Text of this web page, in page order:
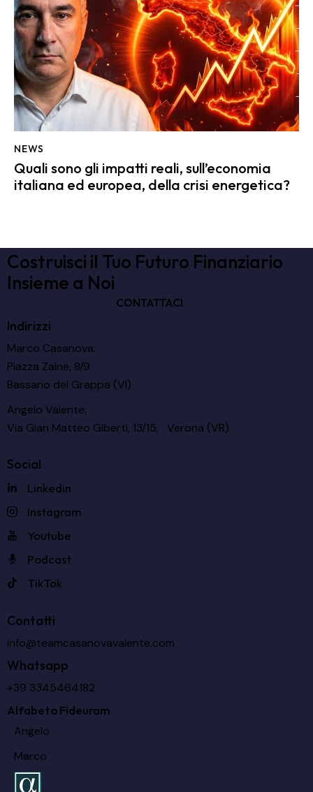
NEWS
Quali sono gli impatti reali, sull’economia
italiana ed europea, della crisi energetica?
Costruisci il Tuo Futuro Finanziario
Insieme a Noi
CONTATTACI
Indirizzi
Marco Casanova:
Piazza Zaine, 8/9
Bassano del Grappa (VI)
Angelo Valente:
Via Gian Matteo Giberti, 13/15, Verona (VR)
Social
Linkedin
Instagram
Youtube
Podcast
TikTok
Contatti
info@teamcasanovavalente.com
Whatsapp
+39 3345464182
Alfabeto Fideuram
Angelo
Marco